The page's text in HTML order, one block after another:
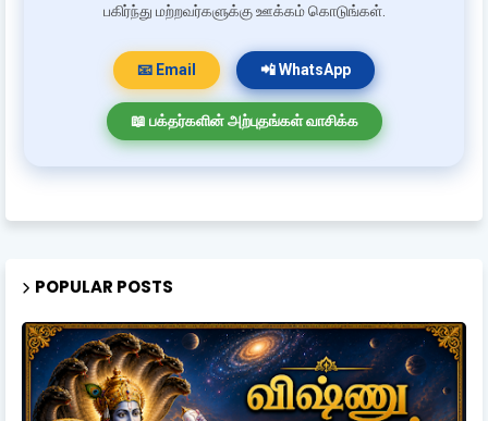
பகிர்ந்து மற்றவர்களுக்கு ஊக்கம் கொடுங்கள்.
📧 Email 📲 WhatsApp
📖 பக்தர்களின் அற்புதங்கள் வாசிக்க
POPULAR POSTS